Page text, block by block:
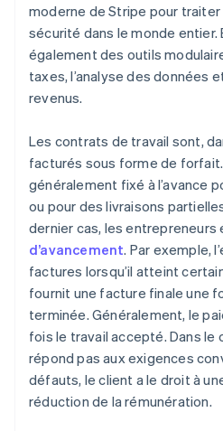
moderne de Stripe pour
sécurité dans le monde entier.
également des outils
taxes, l’analyse des données
revenus.
Les contrats de travail sont,
facturés sous forme de
généralement fixé à l’avance
ou pour des livraisons
dernier cas, les
d’avancement. Par exemple,
factures lorsqu’il atteint
fournit une facture finale une
terminée. Généralement, le
fois le travail accepté. Dans le
répond pas aux exigences
défauts, le client a le droit à
réduction de la rémunération.